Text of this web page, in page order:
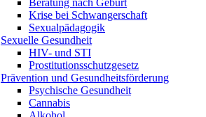
Beratung nach Geburt
Krise bei Schwangerschaft
Sexualpädagogik
Sexuelle Gesundheit
HIV- und STI
Prostitutionsschutzgesetz
Prävention und Gesundheitsförderung
Psychische Gesundheit
Cannabis